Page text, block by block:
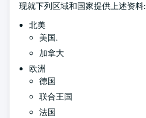
现就下列区域和国家提供上述资料:
北美
美国.
加拿大
欧洲
德国
联合王国
法国